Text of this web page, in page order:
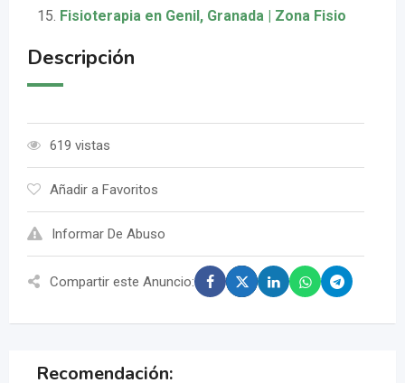
Fisioterapia en Genil, Granada | Zona Fisio
Descripción
619 vistas
Añadir a Favoritos
Informar De Abuso
Compartir este Anuncio:
Recomendación: